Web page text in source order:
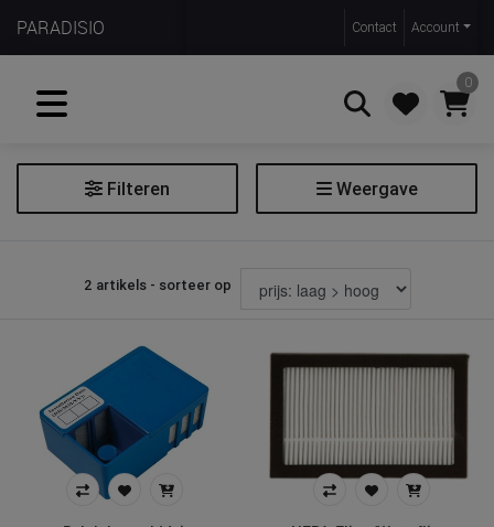
PARADISIO Contact Account
0
Zoeken
Filteren Weergave
Prijs
€ 18
2 artikels - sorteer op